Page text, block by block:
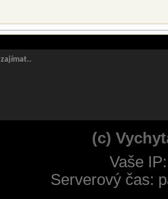
(c)
Vaše
Serverový čas: